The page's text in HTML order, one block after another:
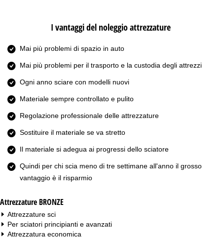
I vantaggi del noleggio attrezzature
Mai più problemi di spazio in auto
Mai più problemi per il trasporto e la custodia degli attrezzi
Ogni anno sciare con modelli nuovi
Materiale sempre controllato e pulito
Regolazione professionale delle attrezzature
Sostituire il materiale se va stretto
Il materiale si adegua ai progressi dello sciatore
Quindi per chi scia meno di tre settimane all'anno il grosso
vantaggio è il risparmio
Attrezzature BRONZE
Attrezzature sci
Per sciatori principianti e avanzati
Attrezzatura economica